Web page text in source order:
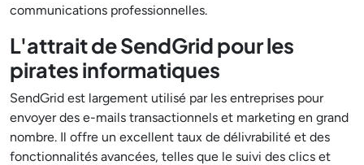
communications professionnelles.
L'attrait de SendGrid pour les
pirates informatiques
SendGrid est largement utilisé par les entreprises pour
envoyer des e-mails transactionnels et marketing en grand
nombre. Il offre un excellent taux de délivrabilité et des
fonctionnalités avancées, telles que le suivi des clics et